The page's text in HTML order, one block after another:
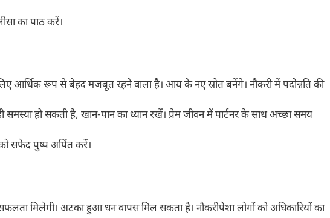
का पाठ करें।
आर्थिक रूप से बेहद मजबूत रहने वाला है। आय के नए स्रोत बनेंगे। नौकरी में पदोन्नति की
समस्या हो सकती है, खान-पान का ध्यान रखें। प्रेम जीवन में पार्टनर के साथ अच्छा समय
सफेद पुष्प अर्पित करें।
मिलेगी। अटका हुआ धन वापस मिल सकता है। नौकरीपेशा लोगों को अधिकारियों का